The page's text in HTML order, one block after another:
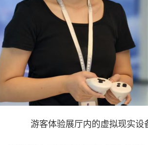
游客体验展厅内的虚拟现实设